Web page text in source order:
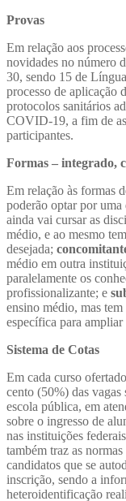
Provas
Em relação aos
novidades no número
30, sendo 15 de
processo de aplicação
protocolos sanitários
COVID-19, a fim de
participantes.
Formas – integrado,
Em relação às formas
poderão optar por uma
ainda vai cursar as
médio, e ao mesmo
desejada;
médio em outra
paralelamente os
profissionalizante; e
ensino médio, mas
específica para
Sistema de Cotas
Em cada curso
cento (50%) das vagas
escola pública, em
sobre o ingresso de
nas instituições
também traz as
candidatos que se
inscrição, sendo a
heteroidentificação